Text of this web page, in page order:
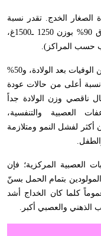
الخدج. تقدر نسبة
الحياة بحدود 20% للوزن بين 500 ـ600غ، وفوق 90% بوزن 1250 ـ1500غ،
يعدّ الخداج الشديد مسؤولاً عن أكثر من 50% من الوفيات بعد الولادة، و50%
نسبة أعلى من حالات عودة
ناقصي وزن الولادة جداً
العصبية والتنفسية،
أكثر لفشل النمو ومتلازمة
العصبية المركزية؛ فإن
المولودين بتمام الحمل بسنّ
كلما كان الخداج أشد
الذهني والعصبي أكبر.